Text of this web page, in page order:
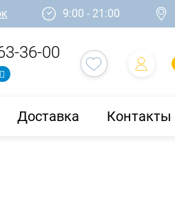
9:00 - 21:00
36-00
Доставка Контакты